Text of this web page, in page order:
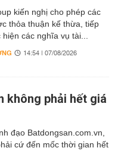
kiến nghị cho phép các
thỏa thuận kế thừa, tiếp
các nghĩa vụ tài...
14:54 | 07/08/2026
không phải hết giá
đạo Batdongsan.com.vn,
cứ đến mốc thời gian hết